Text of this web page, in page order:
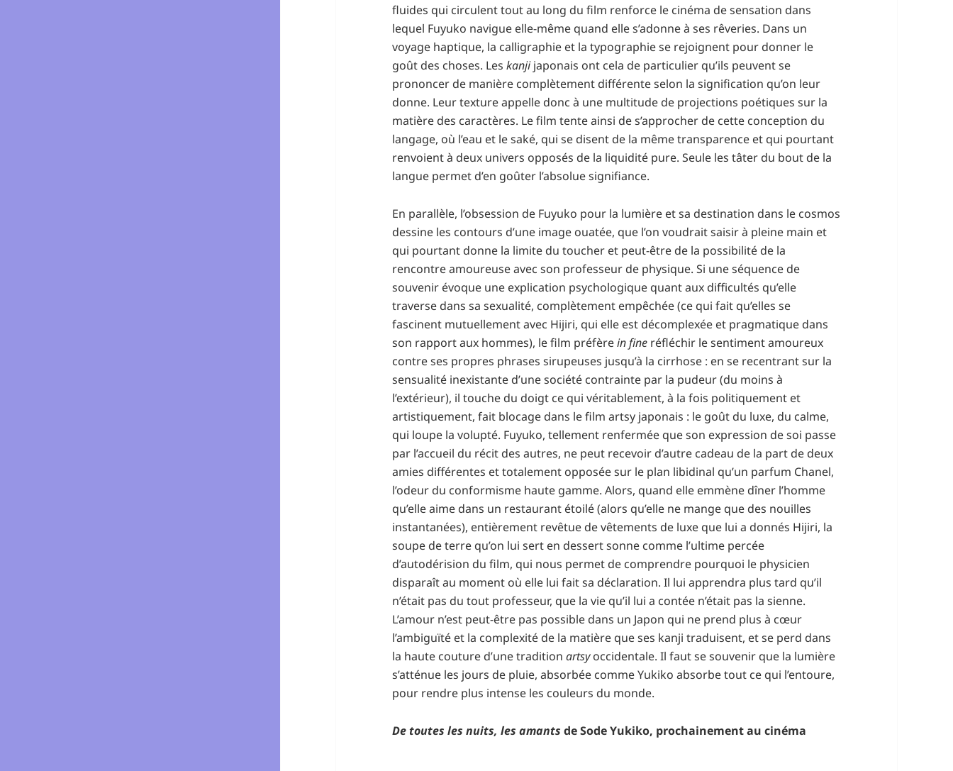
fluides qui circulent tout au long du film renforce le cinéma de sensation dans
lequel Fuyuko navigue elle-même quand elle s’adonne à ses rêveries. Dans un
voyage haptique, la calligraphie et la typographie se rejoignent pour donner le
goût des choses. Leskanjijaponais ont cela de particulier qu’ils peuvent se
prononcer de manière complètement différente selon la signification qu’on leur
donne. Leur texture appelle donc à une multitude de projections poétiques sur la
matière des caractères. Le film tente ainsi de s’approcher de cette conception du
langage, où l’eau et le saké, qui se disent de la même transparence et qui pourtant
renvoient à deux univers opposés de la liquidité pure. Seule les tâter du bout de la
langue permet d’en goûter l’absolue signifiance.
En parallèle, l’obsession de Fuyuko pour la lumière et sa destination dans le cosmos
dessine les contours d’une image ouatée, que l’on voudrait saisir à pleine main et
qui pourtant donne la limite du toucher et peut-être de la possibilité de la
rencontre amoureuse avec son professeur de physique. Si une séquence de
souvenir évoque une explication psychologique quant aux difficultés qu’elle
traverse dans sa sexualité, complètement empêchée (ce qui fait qu’elles se
fascinent mutuellement avec Hijiri, qui elle est décomplexée et pragmatique dans
son rapport aux hommes), le film préfèrein fine réfléchir le sentiment amoureux
contre ses propres phrases sirupeuses jusqu’à la cirrhose : en se recentrant sur la
sensualité inexistante d’une société contrainte par la pudeur (du moins à
l’extérieur), il touche du doigt ce qui véritablement, à la fois politiquement et
artistiquement, fait blocage dans le film artsy japonais : le goût du luxe, du calme,
qui loupe la volupté. Fuyuko, tellement renfermée que son expression de soi passe
par l’accueil du récit des autres, ne peut recevoir d’autre cadeau de la part de deux
amies différentes et totalement opposée sur le plan libidinal qu’un parfum Chanel,
l’odeur du conformisme haute gamme. Alors, quand elle emmène dîner l’homme
qu’elle aime dans un restaurant étoilé (alors qu’elle ne mange que des nouilles
instantanées), entièrement revêtue de vêtements de luxe que lui a donnés Hijiri, la
soupe de terre qu’on lui sert en dessert sonne comme l’ultime percée
d’autodérision du film, qui nous permet de comprendre pourquoi le physicien
disparaît au moment où elle lui fait sa déclaration. Il lui apprendra plus tard qu’il
n’était pas du tout professeur, que la vie qu’il lui a contée n’était pas la sienne.
L’amour n’est peut-être pas possible dans un Japon qui ne prend plus à cœur
l’ambiguïté et la complexité de la matière que ses kanji traduisent, et se perd dans
la haute couture d’une traditionartsyoccidentale. Il faut se souvenir que la lumière
s’atténue les jours de pluie, absorbée comme Yukiko absorbe tout ce qui l’entoure,
pour rendre plus intense les couleurs du monde.
De toutes les nuits, les amants de Sode Yukiko, prochainement au cinéma